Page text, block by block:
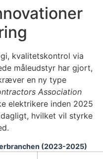
kvalitetskontrol via
måleudstyr har gjort,
en ny type
Association
elektrikere inden 2025
hvilket vil styrke
(2023-2025)